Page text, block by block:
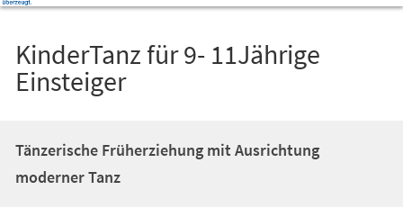
KinderTanz für 9- 11Jährige
Einsteiger
Tänzerische Früherziehung mit Ausrichtung
moderner Tanz